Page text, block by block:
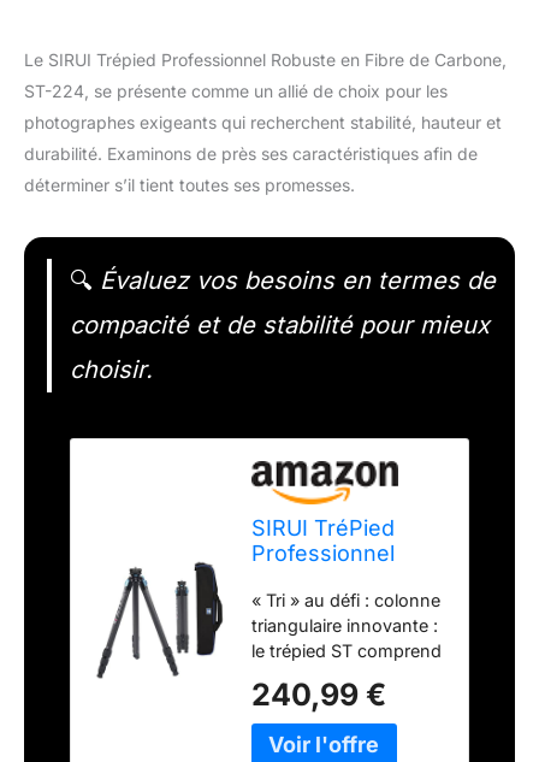
Le SIRUI Trépied Professionnel Robuste en Fibre de Carbone,
ST-224, se présente comme un allié de choix pour les
photographes exigeants qui recherchent stabilité, hauteur et
durabilité. Examinons de près ses caractéristiques afin de
déterminer s’il tient toutes ses promesses.
🔍 Évaluez vos besoins en termes de
compacité et de stabilité pour mieux
choisir.
SIRUI TréPied
Professionnel
de Carbone,
tréPied étanche
de 175cm avec
Colonne Centrale
Triangulaire,
Grand Tube pour
Appareil Photo
« Tri » au défi : colonne
triangulaire innovante :
le trépied ST comprend
triangulaire en fibre de
carbone qui a défié
avec succès la forme
240,99 €